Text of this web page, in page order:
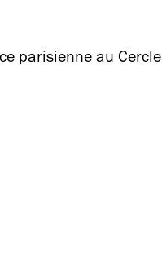
parisienne au Cercle